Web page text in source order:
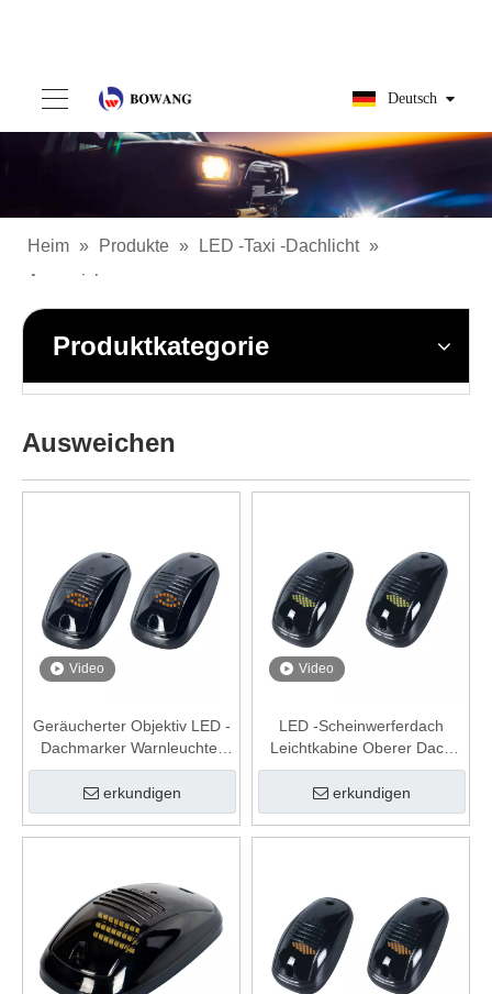
Deutsch
Heim » Produkte » LED -Taxi -Dachlicht »
Ausweichen
Produktkategorie
Ausweichen
Video
Geräucherter Objektiv LED -
Dachmarker Warnleuchter
Top Marker Licht Licht
erkundigen
Video
LED -Scheinwerferdach
Leichtkabine Oberer Dach
weiße Warnmarker für Dodge
erkundigen